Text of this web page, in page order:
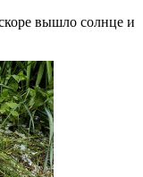
вышло солнце и